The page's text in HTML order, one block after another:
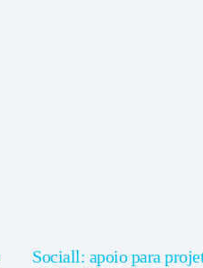
Sociall: apoio para